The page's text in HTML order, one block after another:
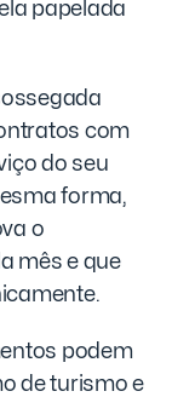
papelada
com
do seu
forma,
o
mês e que
podem
de turismo e